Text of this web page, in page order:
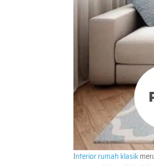
Interior rumah klasik